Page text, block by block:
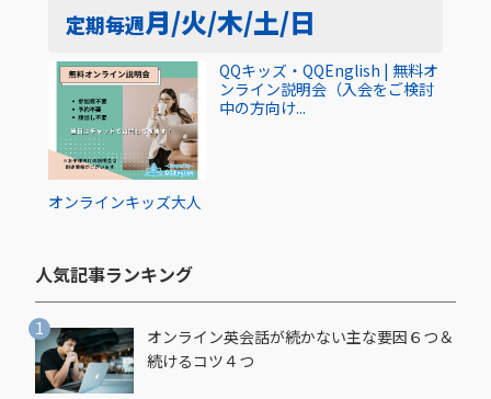
定期毎週月/火/木/土/日
オンラインキッズ大人
QQキッズ・QQEnglish | 無料オ
ンライン説明会（入会をご検討
中の方向け...
人気記事ランキング​
オンライン英会話が続かない主な要因６つ＆
続けるコツ４つ